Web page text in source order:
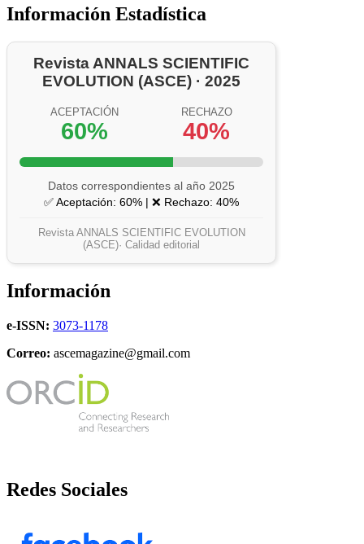
Información Estadística
Revista ANNALS SCIENTIFIC
EVOLUTION (ASCE) · 2025
ACEPTACIÓN
60%
RECHAZO
40%
Datos correspondientes al año 2025
✅ Aceptación: 60% | ❌ Rechazo: 40%
Revista ANNALS SCIENTIFIC EVOLUTION
(ASCE)· Calidad editorial
Información
e-ISSN: 3073-1178
Correo: ascemagazine@gmail.com
Redes Sociales